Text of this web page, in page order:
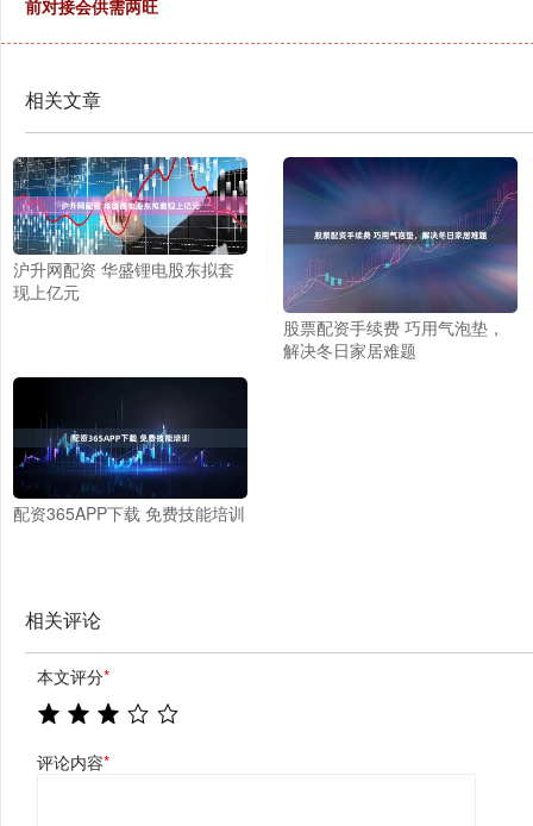
前对接会供需两旺
相关文章
沪升网配资 华盛锂电股东拟套
现上亿元
股票配资手续费 巧用气泡垫，
解决冬日家居难题
配资365APP下载 免费技能培训
相关评论
本文评分*
评论内容*